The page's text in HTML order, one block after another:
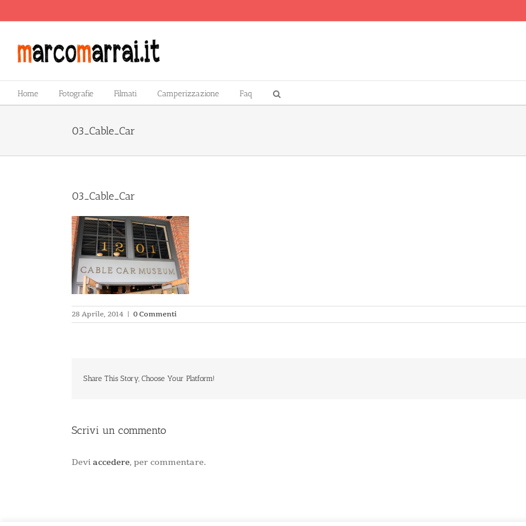
Home Fotografie Filmati Camperizzazione Faq
03_Cable_Car
03_Cable_Car
28 Aprile, 2014 | 0 Commenti
Share This Story, Choose Your Platform!
Scrivi un commento
Devi accedere, per commentare.